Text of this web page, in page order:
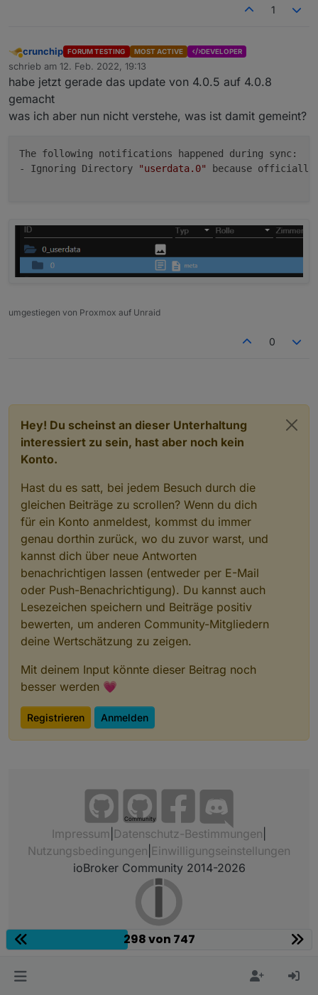
1
Abwesend
crunchip FORUM TESTING MOST ACTIVE DEVELOPER
schrieb am 12. Feb. 2022, 19:13
zuletzt editiert von
habe jetzt gerade das update von 4.0.5 auf 4.0.8
gemacht
was ich aber nun nicht verstehe, was ist damit gemeint?
The following notifications happened during sync:
- Ignoring Directory
"userdata.0" because
umgestiegen von Proxmox auf Unraid
0
Hey! Du scheinst an dieser Unterhaltung
interessiert zu sein, hast aber noch kein
Konto.
Hast du es satt, bei jedem Besuch durch die
gleichen Beiträge zu scrollen? Wenn du dich
für ein Konto anmeldest, kommst du immer
genau dorthin zurück, wo du zuvor warst, und
kannst dich über neue Antworten
benachrichtigen lassen (entweder per E-Mail
oder Push-Benachrichtigung). Du kannst auch
Lesezeichen speichern und Beiträge positiv
bewerten, um anderen Community-Mitgliedern
deine Wertschätzung zu zeigen.
Mit deinem Input könnte dieser Beitrag noch
besser werden 💗
Registrieren Anmelden
Community
Impressum Datenschutz-Bestimmungen
Nutzungsbedingungen Einwilligungseinstellungen
ioBroker Community 2014-2026
298 von 747